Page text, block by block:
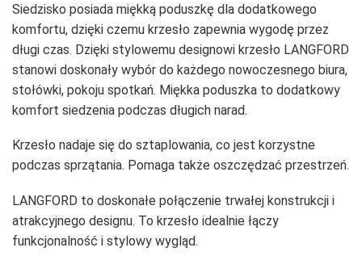
Siedzisko posiada miękką poduszkę dla dodatkowego
komfortu, dzięki czemu krzesło zapewnia wygodę przez
długi czas. Dzięki stylowemu designowi krzesło LANGFORD
stanowi doskonały wybór do każdego nowoczesnego biura,
stołówki, pokoju spotkań. Miękka poduszka to dodatkowy
komfort siedzenia podczas długich narad.
Krzesło nadaje się do sztaplowania, co jest korzystne
podczas sprzątania. Pomaga także oszczędzać przestrzeń.
LANGFORD to doskonałe połączenie trwałej konstrukcji i
atrakcyjnego designu. To krzesło idealnie łączy
funkcjonalność i stylowy wygląd.